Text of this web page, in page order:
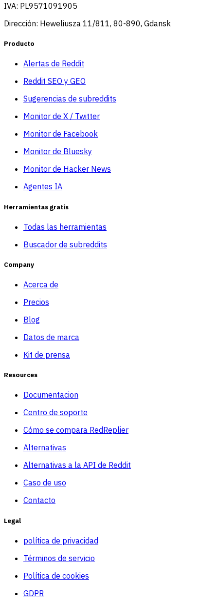
IVA: PL9571091905
Dirección: Heweliusza 11/811, 80-890, Gdansk
Producto
Alertas de Reddit
Reddit SEO y GEO
Sugerencias de subreddits
Monitor de X / Twitter
Monitor de Facebook
Monitor de Bluesky
Monitor de Hacker News
Agentes IA
Herramientas gratis
Todas las herramientas
Buscador de subreddits
Company
Acerca de
Precios
Blog
Datos de marca
Kit de prensa
Resources
Documentacion
Centro de soporte
Cómo se compara RedReplier
Alternativas
Alternativas a la API de Reddit
Caso de uso
Contacto
Legal
política de privacidad
Términos de servicio
Política de cookies
GDPR